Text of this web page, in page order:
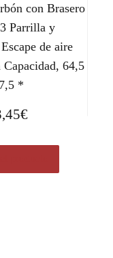
con Brasero
Parrilla y
de aire
64,5
*
€